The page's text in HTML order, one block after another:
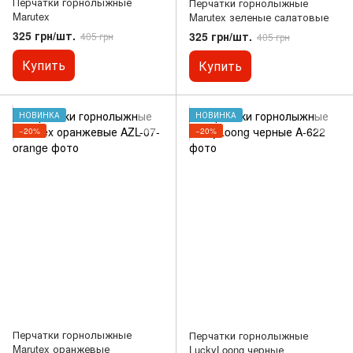
Marutex
325 грн/шт. 405 грн
Купить
Marutex зеленые салатовые
325 грн/шт. 405 грн
Купить
НОВИНКА
−20%
Перчатки горнолыжные
Marutex оранжевые
НОВИНКА
−20%
Перчатки горнолыжные
LuckyLoong черные